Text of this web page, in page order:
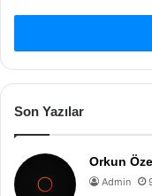
Son Yazılar
Orkun
Admin